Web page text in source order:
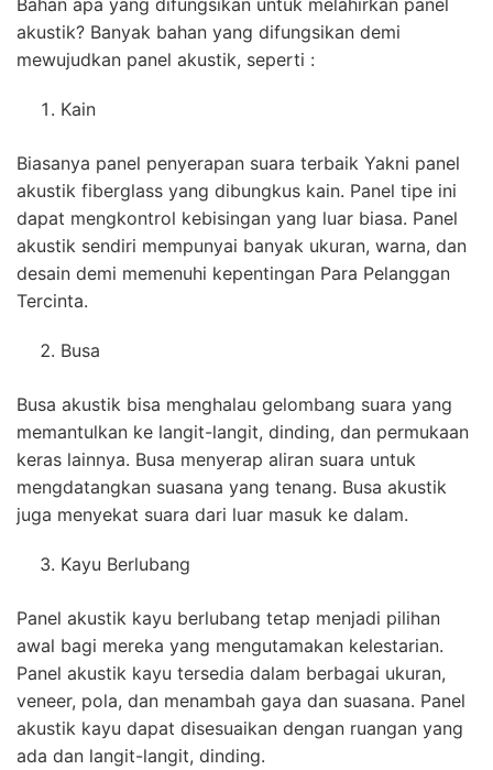
Bahan apa yang difungsikan untuk melahirkan panel
akustik? Banyak bahan yang difungsikan demi
mewujudkan panel akustik, seperti :
Kain
Biasanya panel penyerapan suara terbaik Yakni panel
akustik fiberglass yang dibungkus kain. Panel tipe ini
dapat mengkontrol kebisingan yang luar biasa. Panel
akustik sendiri mempunyai banyak ukuran, warna, dan
desain demi memenuhi kepentingan Para Pelanggan
Tercinta.
Busa
Busa akustik bisa menghalau gelombang suara yang
memantulkan ke langit-langit, dinding, dan permukaan
keras lainnya. Busa menyerap aliran suara untuk
mengdatangkan suasana yang tenang. Busa akustik
juga menyekat suara dari luar masuk ke dalam.
Kayu Berlubang
Panel akustik kayu berlubang tetap menjadi pilihan
awal bagi mereka yang mengutamakan kelestarian.
Panel akustik kayu tersedia dalam berbagai ukuran,
veneer, pola, dan menambah gaya dan suasana. Panel
akustik kayu dapat disesuaikan dengan ruangan yang
ada dan langit-langit, dinding.